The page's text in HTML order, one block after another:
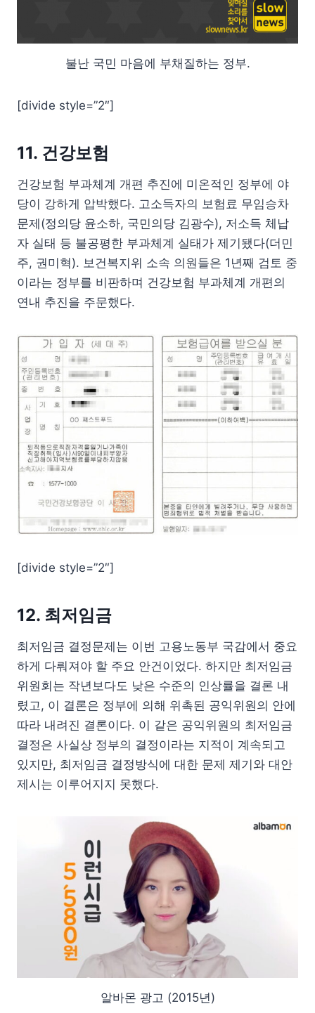
불난 국민 마음에 부채질하는 정부.
[divide style=”2″]
11. 건강보험
건강보험 부과체계 개편 추진에 미온적인 정부에 야
당이 강하게 압박했다. 고소득자의 보험료 무임승차
문제(정의당 윤소하, 국민의당 김광수), 저소득 체납
자 실태 등 불공평한 부과체계 실태가 제기됐다(더민
주, 권미혁). 보건복지위 소속 의원들은 1년째 검토 중
이라는 정부를 비판하며 건강보험 부과체계 개편의
연내 추진을 주문했다.
[divide style=”2″]
12. 최저임금
최저임금 결정문제는 이번 고용노동부 국감에서 중요
하게 다뤄져야 할 주요 안건이었다. 하지만 최저임금
위원회는 작년보다도 낮은 수준의 인상률을 결론 내
렸고, 이 결론은 정부에 의해 위촉된 공익위원의 안에
따라 내려진 결론이다. 이 같은 공익위원의 최저임금
결정은 사실상 정부의 결정이라는 지적이 계속되고
있지만, 최저임금 결정방식에 대한 문제 제기와 대안
제시는 이루어지지 못했다.
알바몬 광고 (2015년)